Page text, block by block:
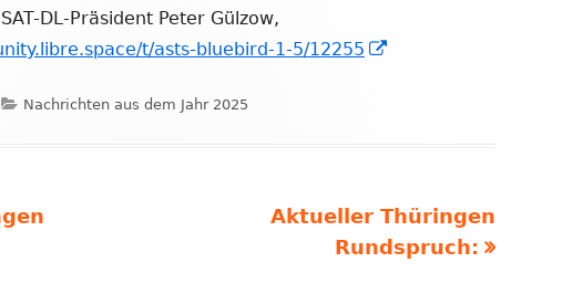
DL-Präsident Peter Gülzow,
t/asts-bluebird-1-5/12255
Kategorien
Nachrichten aus dem Jahr 2025
Nächster
Beitrag
Aktueller Thüringen
Rundspruch: